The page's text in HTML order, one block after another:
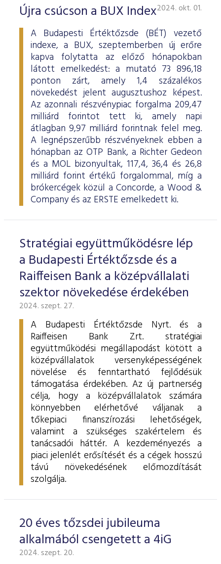
ESG Útmutató
Újra csúcson a BUX Index2024. okt. 01.
A Budapesti Értéktőzsde (BÉT) vezető
indexe, a BUX, szeptemberben új erőre
kapva folytatta az előző hónapokban
látott emelkedést: a mutató 73 896,18
ponton zárt, amely 1,4 százalékos
növekedést jelent augusztushoz képest.
Az azonnali részvénypiac forgalma 209,47
milliárd forintot tett ki, amely napi
átlagban 9,97 milliárd forintnak felel meg.
A legnépszerűbb részvényeknek ebben a
hónapban az OTP Bank, a Richter Gedeon
és a MOL bizonyultak, 117,4, 36,4 és 26,8
milliárd forint értékű forgalommal, míg a
brókercégek közül a Concorde, a Wood &
Company és az ERSTE emelkedett ki.
Stratégiai együttműködésre lép
a Budapesti Értéktőzsde és a
Raiffeisen Bank a középvállalati
szektor növekedése érdekében
2024. szept. 27.
A Budapesti Értéktőzsde Nyrt. és a
Raiffeisen Bank Zrt. stratégiai
együttműködési megállapodást kötött a
középvállalatok versenyképességének
növelése és fenntartható fejlődésük
támogatása érdekében. Az új partnerség
célja, hogy a középvállalatok számára
könnyebben elérhetővé váljanak a
tőkepiaci finanszírozási lehetőségek,
valamint a szükséges szakértelem és
tanácsadói háttér. A kezdeményezés a
piaci jelenlét erősítését és a cégek hosszú
távú növekedésének előmozdítását
szolgálja.
20 éves tőzsdei jubileuma
alkalmából csengetett a 4iG
2024. szept. 20.